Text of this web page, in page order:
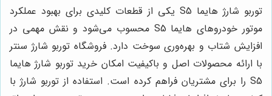
توربو شارژ هایما S5 یکی از قطعات کلیدی برای بهبود عملکرد
موتور خودروهای هایما S5 محسوب می‌شود و نقش مهمی در
افزایش شتاب و بهره‌وری سوخت دارد. فروشگاه توربو شارژ سنتر
با ارائه محصولات اصل و باکیفیت امکان خرید توربو شارژ هایما
S5 را برای مشتریان فراهم کرده است. استفاده از توربو شارژ با